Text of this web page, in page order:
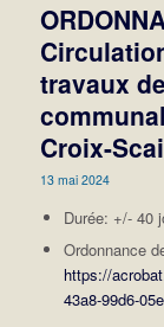
travaux
Croix-
13 mai 2024
Durée: +/- 40
Ordonnance
https://
43a8-99d6-